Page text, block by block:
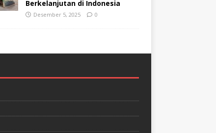
Berkelanjutan di Indonesia
Desember 5, 2025 0